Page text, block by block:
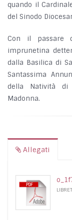
quando il
del Sinodo
Con il passare
imprunetina
dalla Basilica di
Santassima
della Natività di
Madonna.
Allegati